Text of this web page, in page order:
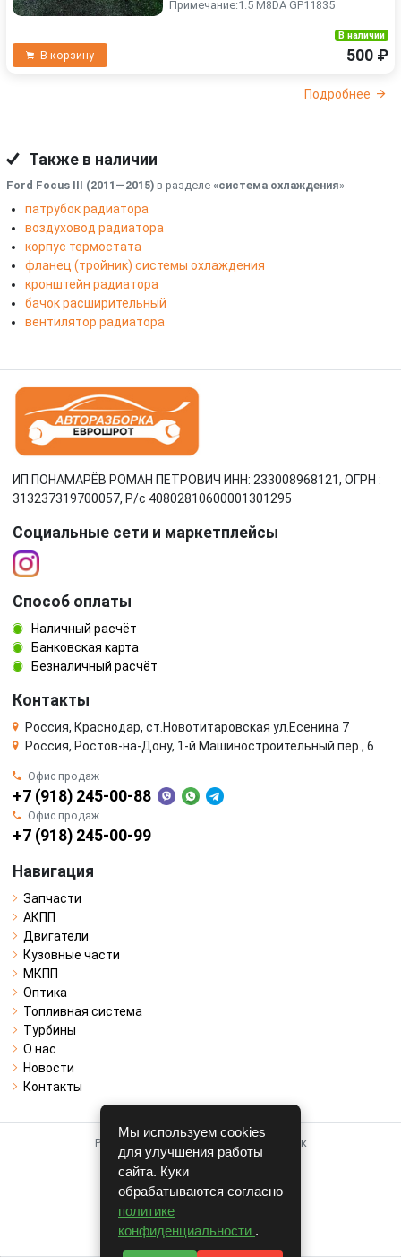
Примечание:1.5 M8DA GP11835
В корзину
В наличии
500 ₽
Подробнее
Также в наличии
Ford Focus III (2011—2015) в разделе «система охлаждения»
патрубок радиатора
воздуховод радиатора
корпус термостата
фланец (тройник) системы охлаждения
кронштейн радиатора
бачок расширительный
вентилятор радиатора
ИП ПОНАМАРЁВ РОМАН ПЕТРОВИЧ ИНН: 233008968121, ОГРН :
313237319700057, Р/c 40802810600001301295
Социальные сети и маркетплейсы
Способ оплаты
Наличный расчёт
Банковская карта
Безналичный расчёт
Контакты
Россия, Краснодар, ст.Новотитаровская ул.Есенина 7
Россия, Ростов-на-Дону, 1-й Машиностроительный пер., 6
Офис продаж
+7 (918) 245-00-88
Офис продаж
+7 (918) 245-00-99
Навигация
Запчасти
АКПП
Двигатели
Кузовные части
МКПП
Оптика
Топливная система
Турбины
О нас
Новости
Контакты
Работает на системе для авторазборок
CARRO.БИЗНЕС
Полная версия
© COPYRIGHT 2026 г.
v1.1.24
Мы используем cookies
для улучшения работы
сайта. Куки
обрабатываются согласно
политике
конфиденциальности .